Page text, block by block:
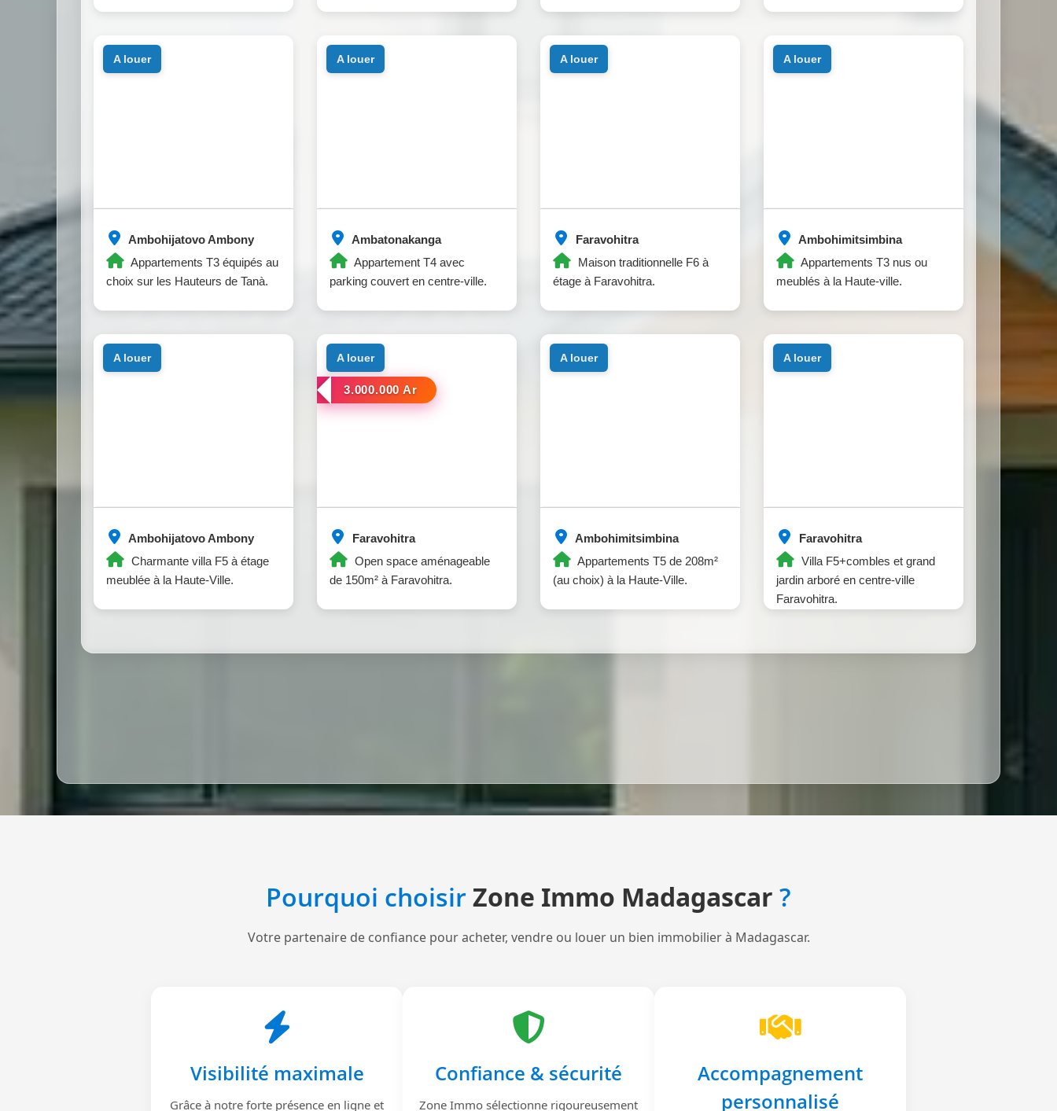
Ambohijatovo Ambony
Appartements T3 équipés au
choix sur les Hauteurs de Tanà.
a louer
Ambatonakanga
Appartement T4 avec
parking couvert en centre-ville.
a louer
Faravohitra
Maison traditionnelle F6 à
étage à Faravohitra.
a louer
Ambohimitsimbina
Appartements T3 nus ou
meublés à la Haute-ville.
a louer
Ambohijatovo Ambony
Charmante villa F5 à étage
meublée à la Haute-Ville.
a louer
Faravohitra
Open space aménageable
de 150m² à Faravohitra.
a louer
3.000.000 Ar
Ambohimitsimbina
Appartements T5 de 208m²
(au choix) à la Haute-Ville.
a louer
Faravohitra
Villa F5+combles et grand
jardin arboré en centre-ville
Faravohitra.
a louer
Pourquoi choisirZone Immo Madagascar ?
Votre partenaire de confiance pour acheter, vendre ou louer un bien immobilier à Madagascar.
Visibilité maximale
Grâce à notre forte présence en ligne et
Confiance & sécurité
Zone Immo sélectionne rigoureusement
Accompagnement
personnalisé